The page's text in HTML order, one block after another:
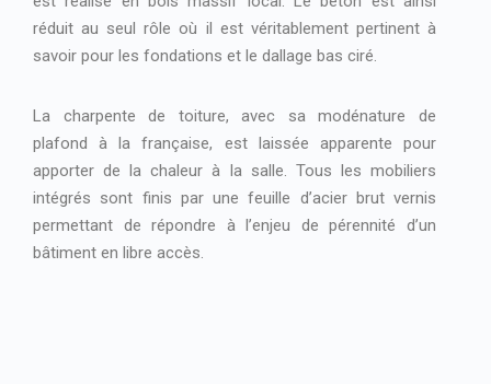
réduit au seul rôle où il est véritablement pertinent à
savoir pour les fondations et le dallage bas ciré.
La charpente de toiture, avec sa modénature de
plafond à la française, est laissée apparente pour
apporter de la chaleur à la salle. Tous les mobiliers
intégrés sont finis par une feuille d’acier brut vernis
permettant de répondre à l’enjeu de pérennité d’un
bâtiment en libre accès.